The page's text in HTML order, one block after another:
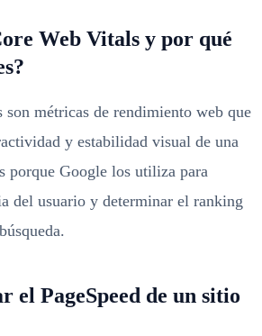
Web Vitals y por qué
métricas de rendimiento web que
y estabilidad visual de una
porque Google los utiliza para
del usuario y determinar el ranking
el PageSpeed de un sitio